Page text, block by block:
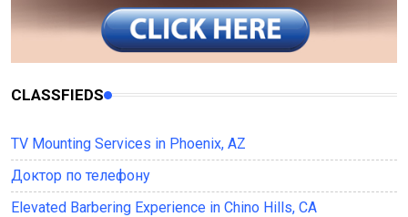
CLASSFIEDS
TV Mounting Services in Phoenix, AZ
Доктор по телефону
Elevated Barbering Experience in Chino Hills, CA